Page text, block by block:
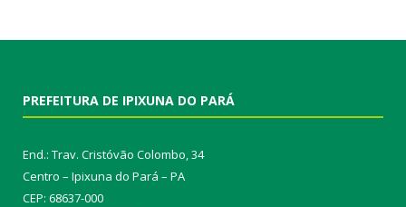
PREFEITURA DE IPIXUNA DO PARÁ
End.: Trav. Cristóvão Colombo, 34
Centro – Ipixuna do Pará – PA
CEP: 68637-000